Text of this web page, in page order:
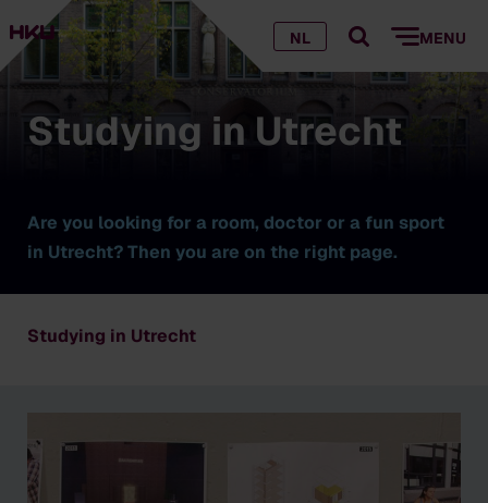
NL MENU
Studying in Utrecht
Are you looking for a room, doctor or a fun sport
in Utrecht? Then you are on the right page.
Studying in Utrecht